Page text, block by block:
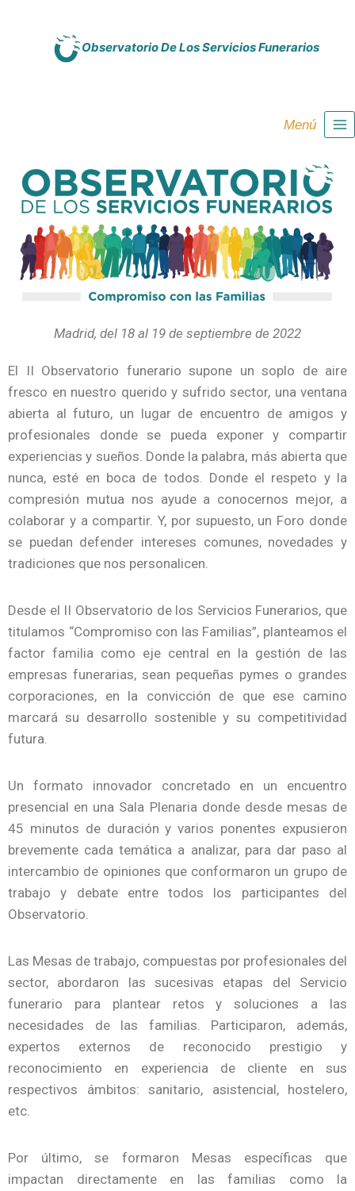
Observatorio De Los Servicios Funerarios
Menú
Madrid, del 18 al 19 de septiembre de 2022
El II Observatorio funerario supone un soplo de aire
fresco en nuestro querido y sufrido sector, una ventana
abierta al futuro, un lugar de encuentro de amigos y
profesionales donde se pueda exponer y compartir
experiencias y sueños. Donde la palabra, más abierta que
nunca, esté en boca de todos. Donde el respeto y la
compresión mutua nos ayude a conocernos mejor, a
colaborar y a compartir. Y, por supuesto, un Foro donde
se puedan defender intereses comunes, novedades y
tradiciones que nos personalicen.
Desde el II Observatorio de los Servicios Funerarios, que
titulamos “Compromiso con las Familias”, planteamos el
factor familia como eje central en la gestión de las
empresas funerarias, sean pequeñas pymes o grandes
corporaciones, en la convicción de que ese camino
marcará su desarrollo sostenible y su competitividad
futura.
Un formato innovador concretado en un encuentro
presencial en una Sala Plenaria donde desde mesas de
45 minutos de duración y varios ponentes expusieron
brevemente cada temática a analizar, para dar paso al
intercambio de opiniones que conformaron un grupo de
trabajo y debate entre todos los participantes del
Observatorio.
Las Mesas de trabajo, compuestas por profesionales del
sector, abordaron las sucesivas etapas del Servicio
funerario para plantear retos y soluciones a las
necesidades de las familias. Participaron, además,
expertos externos de reconocido prestigio y
reconocimiento en experiencia de cliente en sus
respectivos ámbitos: sanitario, asistencial, hostelero,
etc.
Por último, se formaron Mesas específicas que
impactan directamente en las familias como la